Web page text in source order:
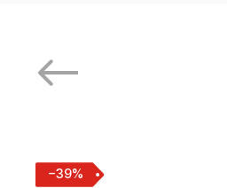
−39%